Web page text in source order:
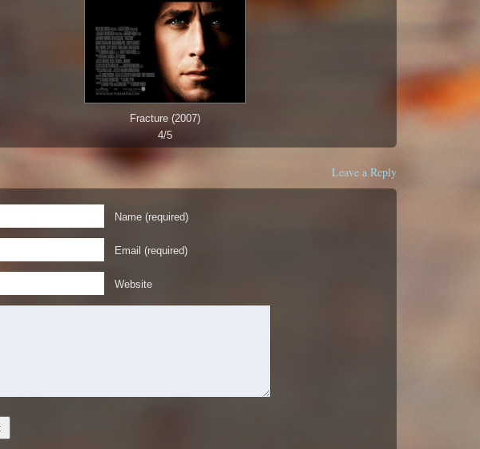
Fracture (2007)
4/5
Leave a Reply
Name (required)
Email (required)
Website